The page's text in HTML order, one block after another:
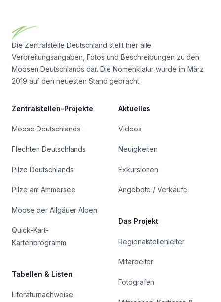
Die Zentralstelle Deutschland stellt hier alle
Verbreitungsangaben, Fotos und Beschreibungen zu den
Moosen Deutschlands dar. Die Nomenklatur wurde im März
2019 auf den neuesten Stand gebracht.
Zentralstellen-Projekte
Moose Deutschlands
Flechten Deutschlands
Pilze Deutschlands
Pilze am Ammersee
Moose der Allgäuer Alpen
Quick-Kart-
Kartenprogramm
Tabellen & Listen
Literaturnachweise
Aktuelles
Videos
Neuigkeiten
Exkursionen
Angebote / Verkäufe
Das Projekt
Regionalstellenleiter
Mitarbeiter
Fotografen